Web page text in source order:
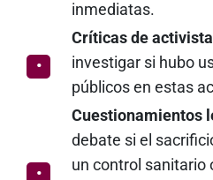
inmediatas.
Críticas de
investigar si hubo
públicos en estas
Cuestionamientos
debate si el
un control sanitario